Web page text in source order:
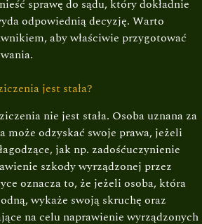
sprawę do sądu, który dokładnie
odpowiednią decyzję. Warto
aby właściwie przygotować
jest stała?
nie jest stała. Osoba uznana za
może odzyskać swoje prawa, jeżeli
jak np. zadośćuczynienie
szkody wyrządzonej przez
oznacza to, że jeżeli osoba, która
wykaże swoją skruchę oraz
na celu naprawienie wyrządzonych